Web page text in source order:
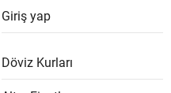
Giriş yap
Döviz Kurları